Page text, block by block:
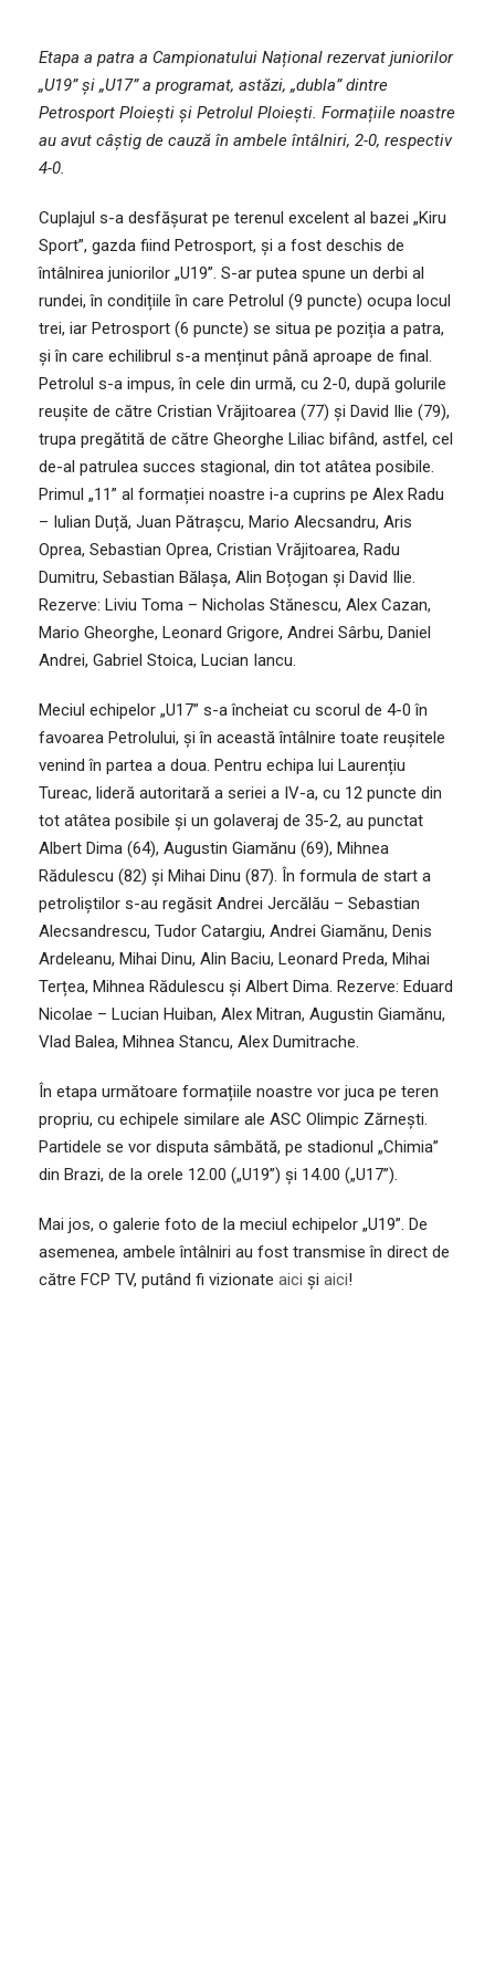
Etapa a patra a Campionatului Național rezervat juniorilor
„U19” și „U17” a programat, astăzi, „dubla” dintre
Petrosport Ploiești și Petrolul Ploiești. Formațiile noastre
au avut câștig de cauză în ambele întâlniri, 2-0, respectiv
4-0.
Cuplajul s-a desfășurat pe terenul excelent al bazei „Kiru
Sport”, gazda fiind Petrosport, și a fost deschis de
întâlnirea juniorilor „U19”. S-ar putea spune un derbi al
rundei, în condițiile în care Petrolul (9 puncte) ocupa locul
trei, iar Petrosport (6 puncte) se situa pe poziția a patra,
și în care echilibrul s-a menținut până aproape de final.
Petrolul s-a impus, în cele din urmă, cu 2-0, după golurile
reușite de către Cristian Vrăjitoarea (77) și David Ilie (79),
trupa pregătită de către Gheorghe Liliac bifând, astfel, cel
de-al patrulea succes stagional, din tot atâtea posibile.
Primul „11” al formației noastre i-a cuprins pe Alex Radu
– Iulian Duță, Juan Pătrașcu, Mario Alecsandru, Aris
Oprea, Sebastian Oprea, Cristian Vrăjitoarea, Radu
Dumitru, Sebastian Bălașa, Alin Boțogan și David Ilie.
Rezerve: Liviu Toma – Nicholas Stănescu, Alex Cazan,
Mario Gheorghe, Leonard Grigore, Andrei Sârbu, Daniel
Andrei, Gabriel Stoica, Lucian Iancu.
Meciul echipelor „U17” s-a încheiat cu scorul de 4-0 în
favoarea Petrolului, și în această întâlnire toate reușitele
venind în partea a doua. Pentru echipa lui Laurențiu
Tureac, lideră autoritară a seriei a IV-a, cu 12 puncte din
tot atâtea posibile și un golaveraj de 35-2, au punctat
Albert Dima (64), Augustin Giamănu (69), Mihnea
Rădulescu (82) și Mihai Dinu (87). În formula de start a
petroliștilor s-au regăsit Andrei Jercălău – Sebastian
Alecsandrescu, Tudor Catargiu, Andrei Giamănu, Denis
Ardeleanu, Mihai Dinu, Alin Baciu, Leonard Preda, Mihai
Terțea, Mihnea Rădulescu și Albert Dima. Rezerve: Eduard
Nicolae – Lucian Huiban, Alex Mitran, Augustin Giamănu,
Vlad Balea, Mihnea Stancu, Alex Dumitrache.
În etapa următoare formațiile noastre vor juca pe teren
propriu, cu echipele similare ale ASC Olimpic Zărnești.
Partidele se vor disputa sâmbătă, pe stadionul „Chimia”
din Brazi, de la orele 12.00 („U19”) și 14.00 („U17”).
Mai jos, o galerie foto de la meciul echipelor „U19”. De
asemenea, ambele întâlniri au fost transmise în direct de
către FCP TV, putând fi vizionate aici și aici!